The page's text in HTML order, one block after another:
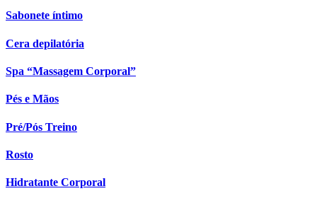
Sabonete íntimo
Cera depilatória
Spa “Massagem Corporal”
Pés e Mãos
Pré/Pós Treino
Rosto
Hidratante Corporal